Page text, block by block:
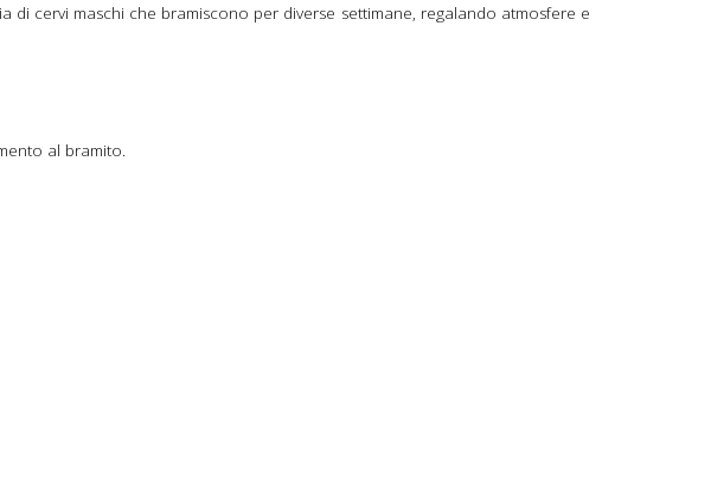
di cervi maschi che bramiscono per diverse settimane, regalando atmosfere e
al bramito.